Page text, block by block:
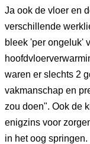
Ja ook de vloer en
verschillende
bleek 'per ongeluk'
waren er slechts 2
vakmanschap en
zou doen". Ook de
enigzins voor
in het oog